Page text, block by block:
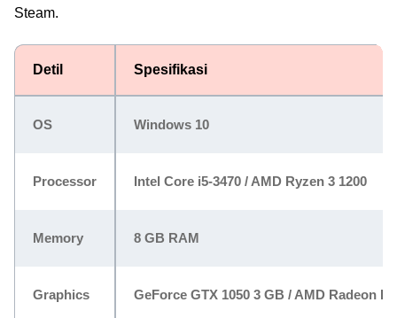
Steam.
Detil Spesifikasi
OS Windows 10
Processor Intel Core i5-3470 / AMD Ryzen 3 1200
Memory 8 GB RAM
Graphics GeForce GTX 1050 3 GB / AMD Radeon